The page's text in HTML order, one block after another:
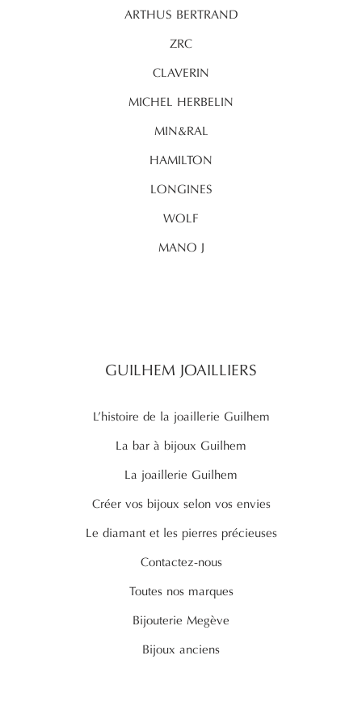
ARTHUS BERTRAND
ZRC
CLAVERIN
MICHEL HERBELIN
MIN&RAL
HAMILTON
LONGINES
WOLF
MANO J
GUILHEM JOAILLIERS
L’histoire de la joaillerie Guilhem
La bar à bijoux Guilhem
La joaillerie Guilhem
Créer vos bijoux selon vos envies
Le diamant et les pierres précieuses
Contactez-nous
Toutes nos marques
Bijouterie Megève
Bijoux anciens